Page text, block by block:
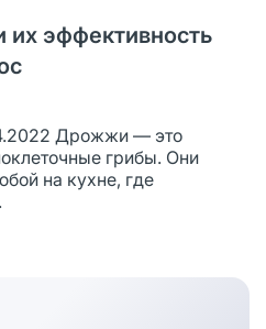
эффективность
Дрожжи — это
грибы. Они
на кухне, где